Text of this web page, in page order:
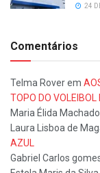
24
Comentários
Telma Roverem
TOPO DO VOLEIBOL
Maria Élida Machado
Laura Lisboa de
AZUL
Gabriel Carlos